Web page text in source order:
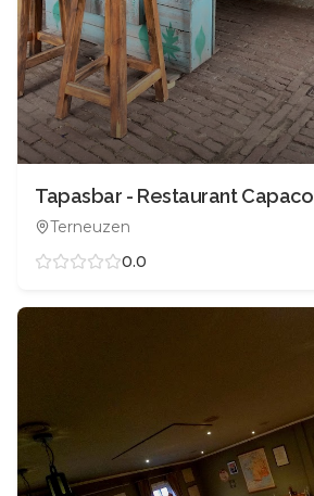
Tapasbar - Restaurant Capaco
Terneuzen
0.0